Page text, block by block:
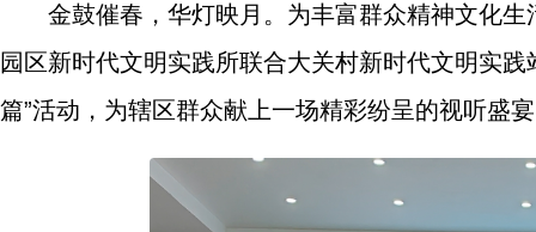
金鼓催春，华灯映月。为丰富群众精神文化
园区新时代文明实践所联合大关村新时代文明实
篇”活动，为辖区群众献上一场精彩纷呈的视听盛